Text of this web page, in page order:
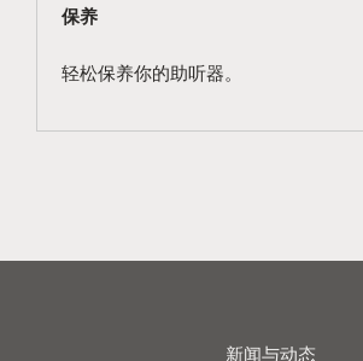
保养
轻松保养你的助听器。
新闻与动态